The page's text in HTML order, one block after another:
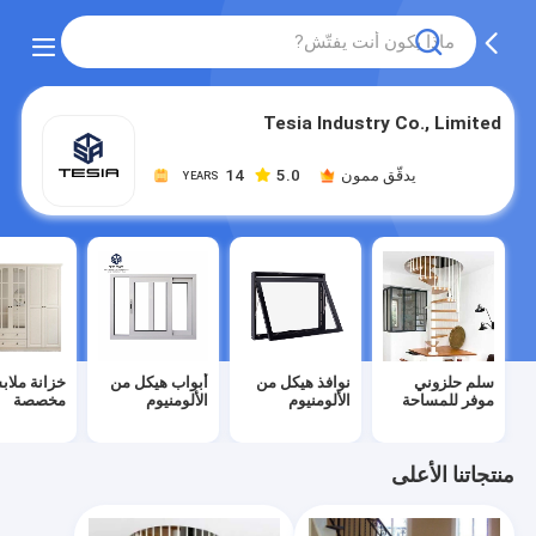
Tesia Industry Co., Limited
14
YEARS 5.0 يدقّق ممون
سلم حلزوني
موفر للمساحة
نوافذ هيكل من
الألومنيوم
أبواب هيكل من
الألومنيوم
خزانة
مخصصة
منتجاتنا الأعلى